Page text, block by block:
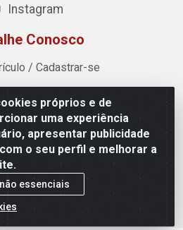
próprios e de
uma experiência
apresentar publicidade
o seu perfil e melhorar a
essenciais
Instagram
Conosco
/ Cadastrar-se
Cândido Rissut, 254 - Recreio
BA - CEP 42.700-590 - CNPJ
0001-80